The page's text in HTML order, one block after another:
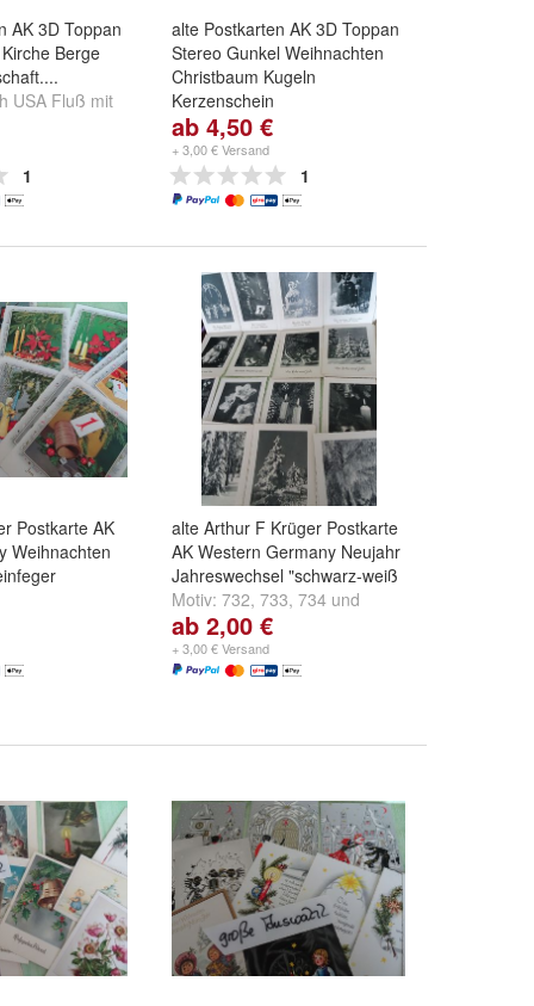
AK 3D Toppan
Berge
USA Fluß mit
KD-1002
1
alte Postkarten AK 3D Toppan
Stereo Gunkel Weihnachten
Christbaum Kugeln
Kerzenschein
Motiv: Gunkel W-13
Toppan PK-262
ab 4,50 €
+ 3,00 € Versand
1
Postkarte AK
Weihnachten
Set
4er Set
alte Arthur F Krüger Postkarte
AK Western Germany Neujahr
Jahreswechsel "schwarz-weiß
Motiv: 732, 733, 734 und
weitere ...
ab 2,00 €
+ 3,00 € Versand